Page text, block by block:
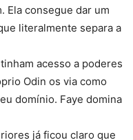
Ela consegue dar um
literalmente separa a
acesso a poderes
Odin os via como
domínio. Faye domina
já ficou claro que